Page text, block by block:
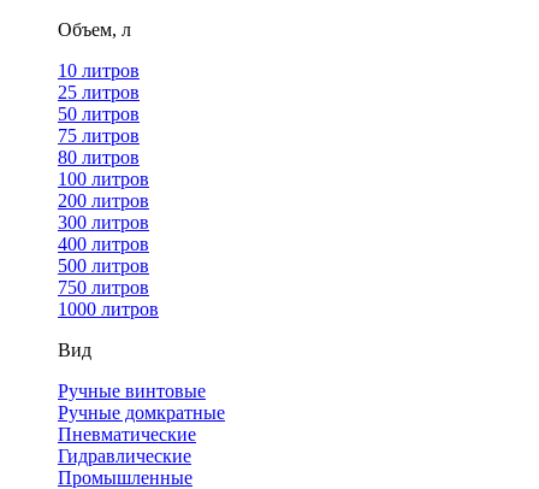
Объем, л
10 литров
25 литров
50 литров
75 литров
80 литров
100 литров
200 литров
300 литров
400 литров
500 литров
750 литров
1000 литров
Вид
Ручные винтовые
Ручные домкратные
Пневматические
Гидравлические
Промышленные